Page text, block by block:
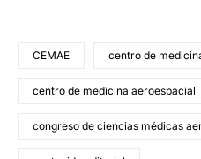
CEMAE centro de
centro de medicina aeroespacial
congreso de ciencias médicas